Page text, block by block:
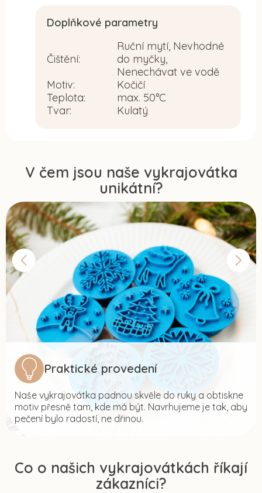
V čem jsou naše vykrajovátka
unikátní?
Praktické provedení
Naše vykrajovátka padnou skvěle do ruky a obtiskne
motiv přesně tam, kde má být. Navrhujeme je tak, aby
pečení bylo radostí, ne dřinou.
Doplňkové parametry
Čištění:
Ruční mytí, Nevhodné
do myčky,
Nenechávat ve vodě
Motiv:
Kočičí
Teplota:
max. 50°C
Tvar: Kulatý
Co o našich vykrajovátkách říkají
zákazníci?